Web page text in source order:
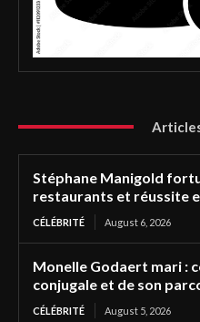
Stéphane Manigold
restaurants et réussite
CÉLÉBRITÉ August 6, 2026
Monelle Godaert mari :
conjugale et de son
CÉLÉBRITÉ August 5, 2026